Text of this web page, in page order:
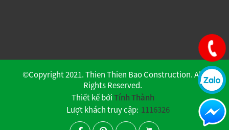
©Copyright 2021. Thien Thien Bao Construction. All
Rights Reserved.
Thiết kế bởiTính Thành
Lượt khách truy cập: 1116326